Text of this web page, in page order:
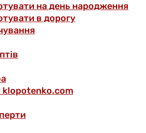
на день народження
в дорогу
klopotenko.com